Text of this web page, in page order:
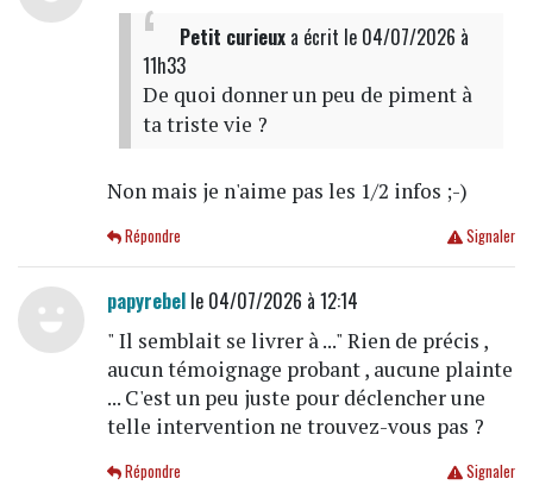
Petit curieuxa écrit le 04/07/2026 à
11h33
De quoi donner un peu de piment à
ta triste vie ?
Non mais je n'aime pas les 1/2 infos ;-)
Signaler
Répondre
papyrebelle 04/07/2026 à 12:14
" Il semblait se livrer à ..." Rien de précis ,
aucun témoignage probant , aucune plainte
... C'est un peu juste pour déclencher une
telle intervention ne trouvez-vous pas ?
Signaler
Répondre